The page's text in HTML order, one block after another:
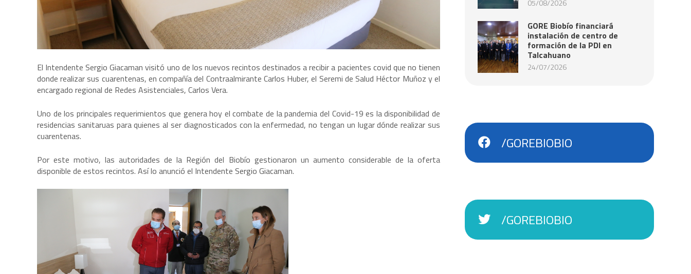
El Intendente Sergio Giacaman visitó uno de los nuevos recintos destinados a recibir a pacientes covid que no tienen
donde realizar sus cuarentenas, en compañía del Contraalmirante Carlos Huber, el Seremi de Salud Héctor Muñoz y el
encargado regional de Redes Asistenciales, Carlos Vera.
Uno de los principales requerimientos que genera hoy el combate de la pandemia del Covid-19 es la disponibilidad de
residencias sanitaruas para quienes al ser diagnosticados con la enfermedad, no tengan un lugar dónde realizar sus
cuarentenas.
Por este motivo, las autoridades de la Región del Biobío gestionaron un aumento considerable de la oferta
disponible de estos recintos. Así lo anunció el Intendente Sergio Giacaman.
05/08/2026
GORE Biobío financiará
instalación de centro de
formación de la PDI en
Talcahuano
24/07/2026
/GOREBIOBIO
/GOREBIOBIO